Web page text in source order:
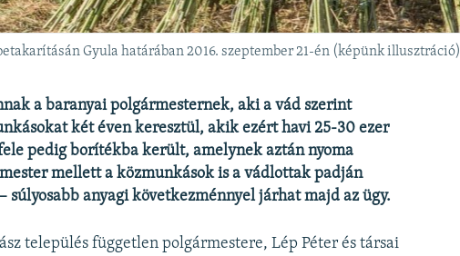
Gyula határában 2016. szeptember 21-én (képünk illusztráció)
a baranyai polgármesternek, aki a vád szerint
két éven keresztül, akik ezért havi 25-30 ezer
pedig borítékba került, amelynek aztán nyoma
mellett a közmunkások is a vádlottak padján
súlyosabb anyagi következménnyel járhat majd az ügy.
település független polgármestere, Lép Péter és társai